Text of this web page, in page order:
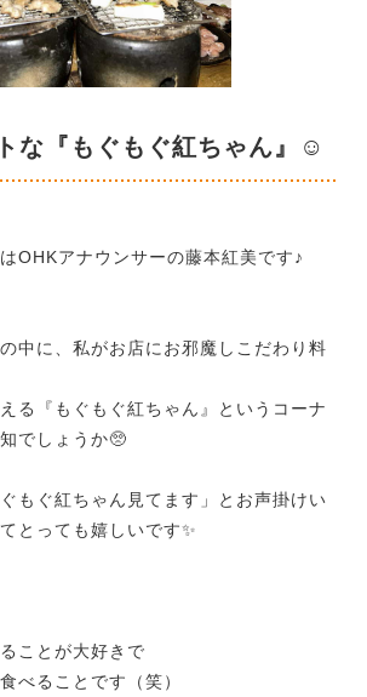
な『もぐもぐ紅ちゃん』☺
OHKアナウンサーの藤本紅美です♪
の中に、私がお店にお邪魔しこだわり料
る『もぐもぐ紅ちゃん』というコーナ
でしょうか🥺
もぐ紅ちゃん見てます」とお声掛けい
とっても嬉しいです✨
ことが大好きで
べることです（笑）